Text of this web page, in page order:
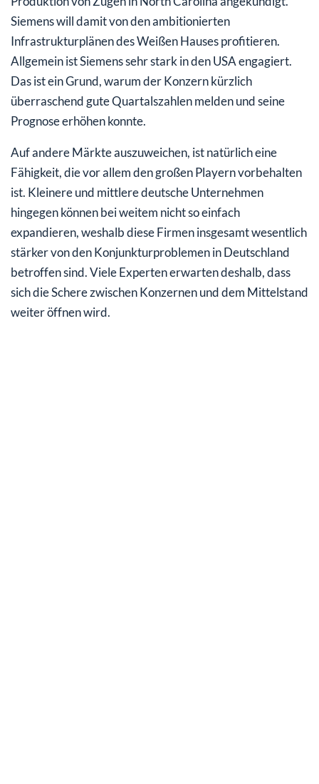
Siemens will damit von den ambitionierten
Infrastrukturplänen des Weißen Hauses profitieren.
Allgemein ist Siemens sehr stark in den USA engagiert.
Das ist ein Grund, warum der Konzern kürzlich
überraschend gute Quartalszahlen melden und seine
Prognose erhöhen konnte.
Auf andere Märkte auszuweichen, ist natürlich eine
Fähigkeit, die vor allem den großen Playern vorbehalten
ist. Kleinere und mittlere deutsche Unternehmen
hingegen können bei weitem nicht so einfach
expandieren, weshalb diese Firmen insgesamt wesentlich
stärker von den Konjunkturproblemen in Deutschland
betroffen sind. Viele Experten erwarten deshalb, dass
sich die Schere zwischen Konzernen und dem Mittelstand
weiter öffnen wird.